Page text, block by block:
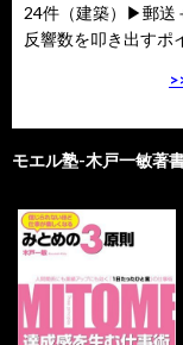
24件（建築）▶郵送
反響数を叩き出すポ
モエル塾-木戸一敏著